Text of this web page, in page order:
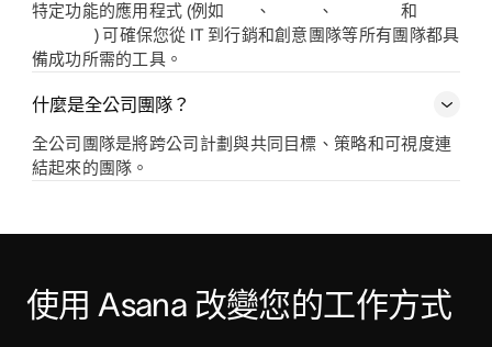
特定功能的應用程式 (例如 、 、
和
) 可確保您從 IT 到行銷和創意團隊等所有團隊都具
備成功所需的工具。
什麼是全公司團隊？
全公司團隊是將跨公司計劃與共同目標、策略和可視度連
結起來的團隊。
使用 Asana 改變您的工作方式